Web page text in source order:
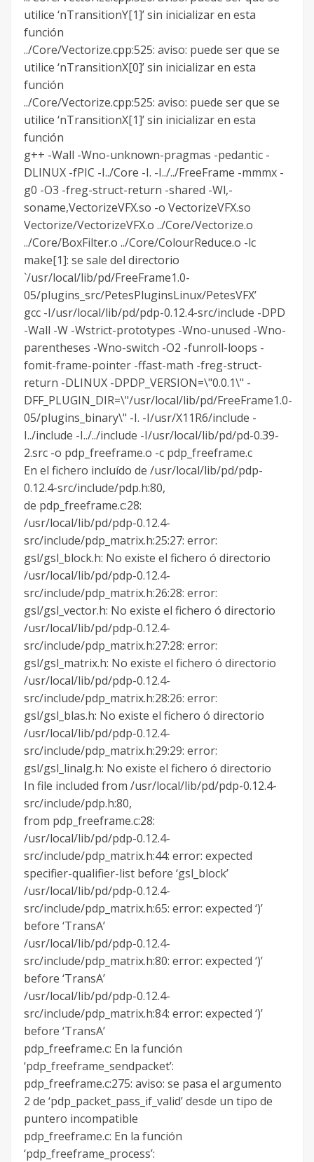
utilice ‘nTransitionY[1]’ sin inicializar en esta
función
../Core/Vectorize.cpp:525: aviso: puede ser que se
utilice ‘nTransitionX[0]’ sin inicializar en esta
función
../Core/Vectorize.cpp:525: aviso: puede ser que se
utilice ‘nTransitionX[1]’ sin inicializar en esta
función
g++ -Wall -Wno-unknown-pragmas -pedantic -
DLINUX -fPIC -I../Core -I. -I../../FreeFrame -mmmx -
g0 -O3 -freg-struct-return -shared -Wl,-
soname,VectorizeVFX.so -o VectorizeVFX.so
Vectorize/VectorizeVFX.o ../Core/Vectorize.o
../Core/BoxFilter.o ../Core/ColourReduce.o -lc
make[1]: se sale del directorio
`/usr/local/lib/pd/FreeFrame1.0-
05/plugins_src/PetesPluginsLinux/PetesVFX’
gcc -I/usr/local/lib/pd/pdp-0.12.4-src/include -DPD
-Wall -W -Wstrict-prototypes -Wno-unused -Wno-
parentheses -Wno-switch -O2 -funroll-loops -
fomit-frame-pointer -ffast-math -freg-struct-
return -DLINUX -DPDP_VERSION=\"0.0.1\" -
DFF_PLUGIN_DIR=\"/usr/local/lib/pd/FreeFrame1.0-
05/plugins_binary\" -I. -I/usr/X11R6/include -
I../include -I../../include -I/usr/local/lib/pd/pd-0.39-
2.src -o pdp_freeframe.o -c pdp_freeframe.c
En el fichero incluído de /usr/local/lib/pd/pdp-
0.12.4-src/include/pdp.h:80,
de pdp_freeframe.c:28:
/usr/local/lib/pd/pdp-0.12.4-
src/include/pdp_matrix.h:25:27: error:
gsl/gsl_block.h: No existe el fichero ó directorio
/usr/local/lib/pd/pdp-0.12.4-
src/include/pdp_matrix.h:26:28: error:
gsl/gsl_vector.h: No existe el fichero ó directorio
/usr/local/lib/pd/pdp-0.12.4-
src/include/pdp_matrix.h:27:28: error:
gsl/gsl_matrix.h: No existe el fichero ó directorio
/usr/local/lib/pd/pdp-0.12.4-
src/include/pdp_matrix.h:28:26: error:
gsl/gsl_blas.h: No existe el fichero ó directorio
/usr/local/lib/pd/pdp-0.12.4-
src/include/pdp_matrix.h:29:29: error:
gsl/gsl_linalg.h: No existe el fichero ó directorio
In file included from /usr/local/lib/pd/pdp-0.12.4-
src/include/pdp.h:80,
from pdp_freeframe.c:28:
/usr/local/lib/pd/pdp-0.12.4-
src/include/pdp_matrix.h:44: error: expected
specifier-qualifier-list before ‘gsl_block’
/usr/local/lib/pd/pdp-0.12.4-
src/include/pdp_matrix.h:65: error: expected ‘)’
before ‘TransA’
/usr/local/lib/pd/pdp-0.12.4-
src/include/pdp_matrix.h:80: error: expected ‘)’
before ‘TransA’
/usr/local/lib/pd/pdp-0.12.4-
src/include/pdp_matrix.h:84: error: expected ‘)’
before ‘TransA’
pdp_freeframe.c: En la función
‘pdp_freeframe_sendpacket’:
pdp_freeframe.c:275: aviso: se pasa el argumento
2 de ‘pdp_packet_pass_if_valid’ desde un tipo de
puntero incompatible
pdp_freeframe.c: En la función
‘pdp_freeframe_process’: